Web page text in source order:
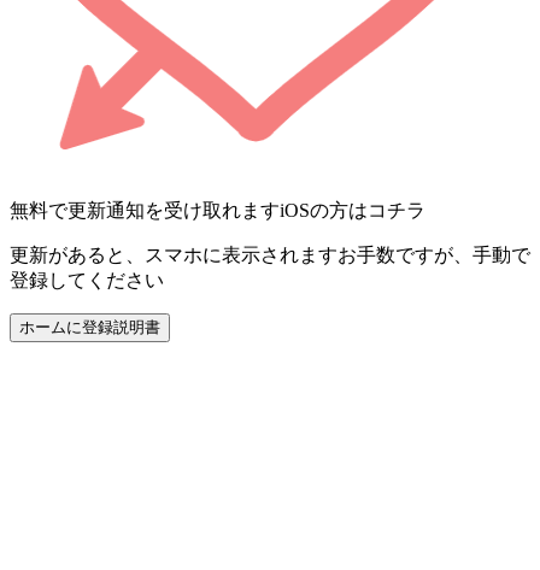
無料で更新通知を受け取れますiOSの方はコチラ
更新があると、スマホに表示されますお手数ですが、手動で
登録してください
ホームに登録説明書